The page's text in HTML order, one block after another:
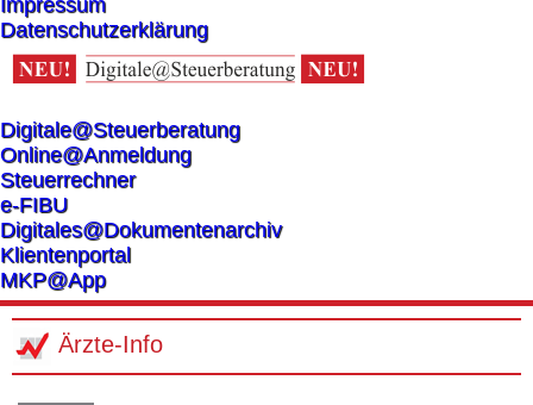
Impressum
Datenschutzerklärung
Digitale@Steuerberatung
Online@Anmeldung
Steuerrechner
e-FIBU
Digitales@Dokumentenarchiv
Klientenportal
MKP@App
Ärzte-Info